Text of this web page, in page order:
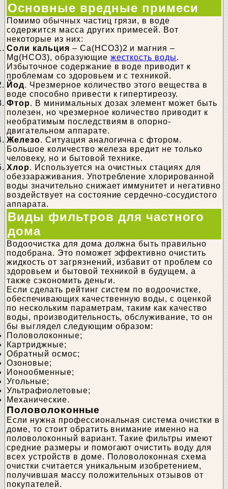
Основные вредные примеси
Помимо обычных частиц грязи, в воде
содержится масса других примесей. Вот
некоторые из них:
Соли кальция – Ca(HCO3)2 и магния –
Mg(HCO3), образующие жесткость воды.
Избыточное содержание в воде приводит к
проблемам со здоровьем и с техникой.
Йод. Чрезмерное количество этого вещества в
воде способно привести к гипертиреозу.
Фтор. В минимальных дозах элемент может быть
полезен, но чрезмерное количество приводит к
необратимым последствиям в опорно-
двигательном аппарате.
Железо. Ситуация аналогична с фтором.
Большое количество железа вредит не только
человеку, но и бытовой технике.
Хлор. Используется на очистных стациях для
обеззараживания. Употребление хлорированной
воды значительно снижает иммунитет и негативно
воздействует на состояние сердечно-сосудистого
аппарата.
Виды фильтров для частного
дома
Водоочистка для дома должна быть правильно
подобрана. Это поможет эффективно очистить
жидкость от загрязнений, избавит от проблем со
здоровьем и бытовой техникой в будущем, а
также сэкономить деньги.
Если сделать рейтинг систем по водоочистке,
обеспечивающих качественную воды, с оценкой
по нескольким параметрам, таким как качество
воды, производительность, обслуживание, то он
бы выглядел следующим образом:
Половолоконные;
Картриджные;
Обратный осмос;
Озоновые;
Ионообменные;
Угольные;
Ультрафиолетовые;
Механические.
Половолоконные
Если нужна профессиональная система очистки в
доме, то стоит обратить внимание именно на
половолоконный вариант. Такие фильтры имеют
средние размеры и помогают очистить воду для
всех устройств в доме. Половолоконная схема
очистки считается уникальным изобретением,
получившая массу положительных отзывов от
покупателей.